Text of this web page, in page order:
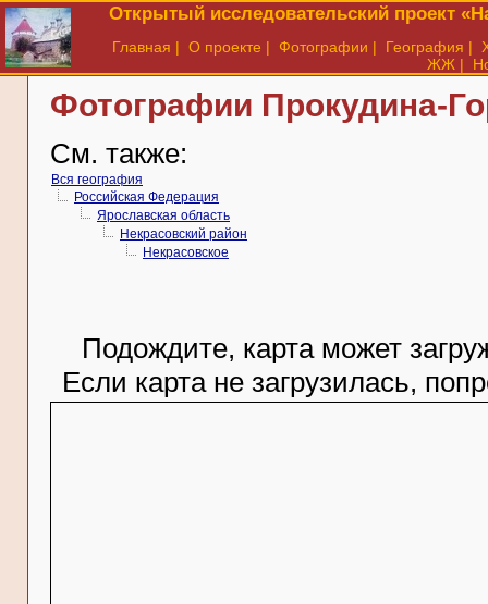
Открытый исследовательский проект
Главная | О проекте | Фотографии | География |
ЖЖ |
Фотографии Прокудина-
См. также:
Вся география
Российская Федерация
Ярославская область
Некрасовский район
Некрасовское
Подождите, карта может
Если карта не загрузилась,